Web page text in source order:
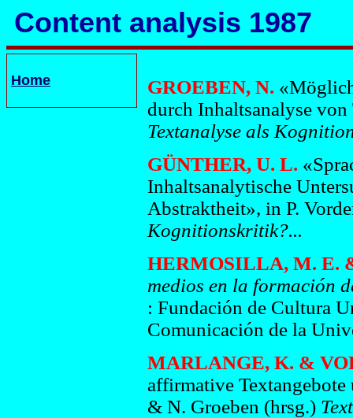
Content analysis 1987
Home GROEBEN, N.
durch Inhaltsanalyse
Textanalyse als
GÜNTHER, U. L.
Inhaltsanalytische
Abstraktheit», in P.
Kognitionskritik?...
HERMOSILLA, M. E.
medios en la formación
: Fundación de Cultura
Comunicación de la
MARLANGE, K. &
affirmative
& N. Groeben (hrsg.)